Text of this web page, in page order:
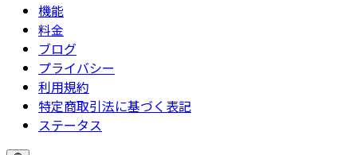
機能
料金
ブログ
プライバシー
利用規約
特定商取引法に基づく表記
ステータス